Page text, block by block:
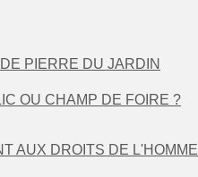
PIERRE DU JARDIN
OU CHAMP DE FOIRE ?
AUX DROITS DE L'HOMME